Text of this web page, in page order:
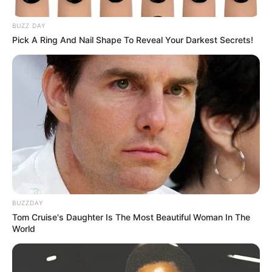
BUZZ DAY
Pick A Ring And Nail Shape To Reveal Your Darkest Secrets!
BUZZDAY
Tom Cruise's Daughter Is The Most Beautiful Woman In The
World